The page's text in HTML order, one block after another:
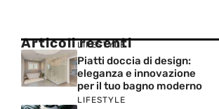
Articoli recenti
LIFESTYLE
Piatti doccia di design:
eleganza e innovazione
per il tuo bagno moderno
LIFESTYLE